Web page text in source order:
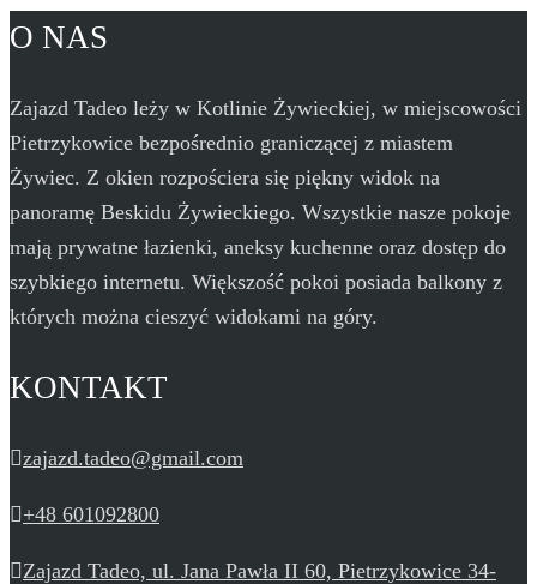
O NAS
Zajazd Tadeo leży w Kotlinie Żywieckiej, w miejscowości
Pietrzykowice bezpośrednio graniczącej z miastem
Żywiec. Z okien rozpościera się piękny widok na
panoramę Beskidu Żywieckiego. Wszystkie nasze pokoje
mają prywatne łazienki, aneksy kuchenne oraz dostęp do
szybkiego internetu. Większość pokoi posiada balkony z
których można cieszyć widokami na góry.
KONTAKT
zajazd.tadeo@gmail.com
+48 601092800
Zajazd Tadeo, ul. Jana Pawła II 60, Pietrzykowice 34-